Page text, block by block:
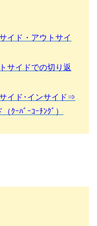
イド・アウトサイ
サイドでの切り返
イド･インサイド⇒
ｸｰﾊﾞｰｺｰﾁﾝｸﾞ）